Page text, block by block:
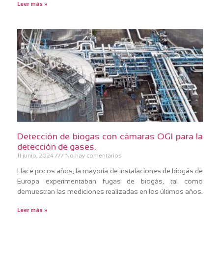
Leer más »
Detección de biogas con cámaras OGI para la
detección de gases.
11 junio, 2024 No hay comentarios
Hace pocos años, la mayoría de instalaciones de biogás de
Europa experimentaban fugas de biogás, tal como
demuestran las mediciones realizadas en los últimos años.
Leer más »